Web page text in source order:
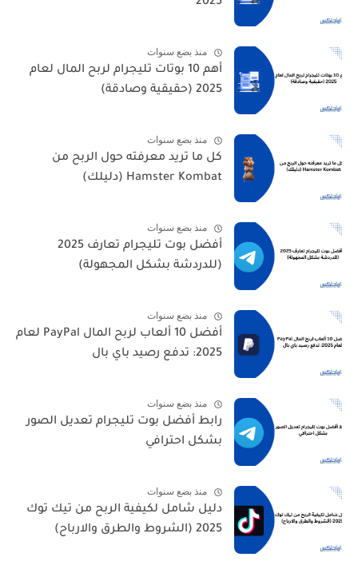
2025
منذ بضع سنوات
أهم 10 بوتات تليجرام لربح المال لعام
2025 (حقيقية وصادقة)
منذ بضع سنوات
كل ما تريد معرفته حول الربح من
Hamster Kombat (دليلك)
منذ بضع سنوات
أفضل بوت تليجرام تعارف 2025
(للدردشة بشكل المجهولة)
منذ بضع سنوات
أفضل 10 ألعاب لربح المال PayPal لعام
2025: تدفع رصيد باي بال
منذ بضع سنوات
رابط أفضل بوت تليجرام تعديل الصور
بشكل احترافي
منذ بضع سنوات
دليل شامل لكيفية الربح من تيك توك
2025 (الشروط والطرق والارباح)